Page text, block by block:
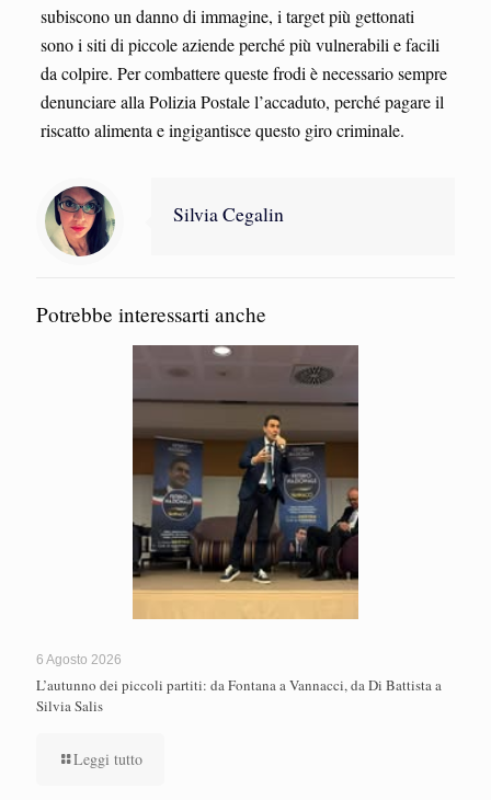
subiscono un danno di immagine, i target più gettonati
sono i siti di piccole aziende perché più vulnerabili e facili
da colpire. Per combattere queste frodi è necessario sempre
denunciare alla Polizia Postale l’accaduto, perché pagare il
riscatto alimenta e ingigantisce questo giro criminale.
Silvia Cegalin
Potrebbe interessarti anche
6 Agosto 2026
L’autunno dei piccoli partiti: da Fontana a Vannacci, da Di Battista a
Silvia Salis
Leggi tutto